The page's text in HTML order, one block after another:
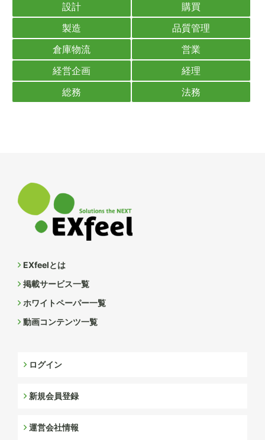
設計
購買
製造
品質管理
倉庫物流
営業
経営企画
経理
総務
法務
EXfeelとは
掲載サービス一覧
ホワイトペーパー一覧
動画コンテンツ一覧
ログイン
新規会員登録
運営会社情報